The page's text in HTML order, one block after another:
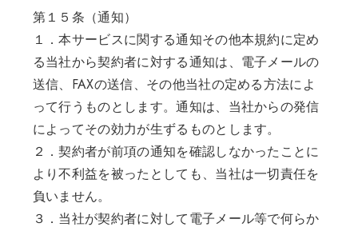
第１５条（通知）
１．本サービスに関する通知その他本規約に定め
る当社から契約者に対する通知は、電子メールの
送信、FAXの送信、その他当社の定める方法によ
って行うものとします。通知は、当社からの発信
によってその効力が生ずるものとします。
２．契約者が前項の通知を確認しなかったことに
より不利益を被ったとしても、当社は一切責任を
負いません。
３．当社が契約者に対して電子メール等で何らか